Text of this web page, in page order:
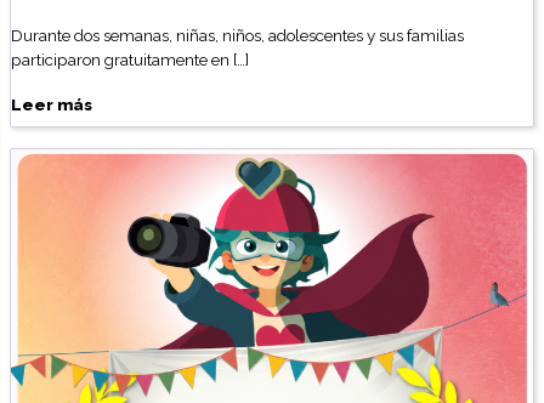
Durante dos semanas, niñas, niños, adolescentes y sus familias
participaron gratuitamente en […]
Leer más